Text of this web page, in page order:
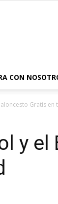
CON
Gratis en
y